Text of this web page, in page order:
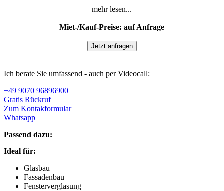
mehr lesen...
Miet-/Kauf-Preise: auf Anfrage
Jetzt anfragen
Ich berate Sie umfassend - auch per Videocall:
+49 9070 96896900
Gratis Rückruf
Zum Kontakformular
Whatsapp
Passend dazu:
Ideal für:
Glasbau
Fassadenbau
Fensterverglasung